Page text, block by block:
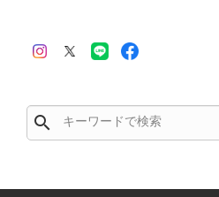
し、全スタッ
す。 オンライ
お選びいただ
search